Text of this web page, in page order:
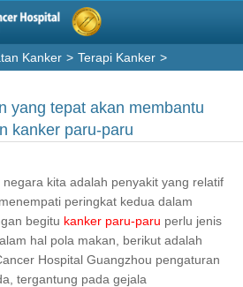
Kanker > Terapi Kanker >
yang tepat akan membantu
kanker paru-paru
negara kita adalah penyakit yang relatif
peringkat kedua dalam
begitu kanker paru-paru perlu jenis
hal pola makan, berikut adalah
Hospital Guangzhou pengaturan
tergantung pada gejala